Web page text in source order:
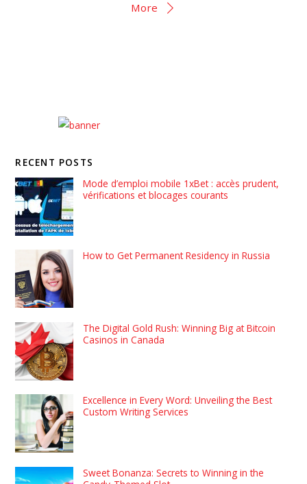
More
RECENT POSTS
Mode d’emploi mobile 1xBet : accès prudent,
vérifications et blocages courants
How to Get Permanent Residency in Russia
The Digital Gold Rush: Winning Big at Bitcoin
Casinos in Canada
Excellence in Every Word: Unveiling the Best
Custom Writing Services
Sweet Bonanza: Secrets to Winning in the